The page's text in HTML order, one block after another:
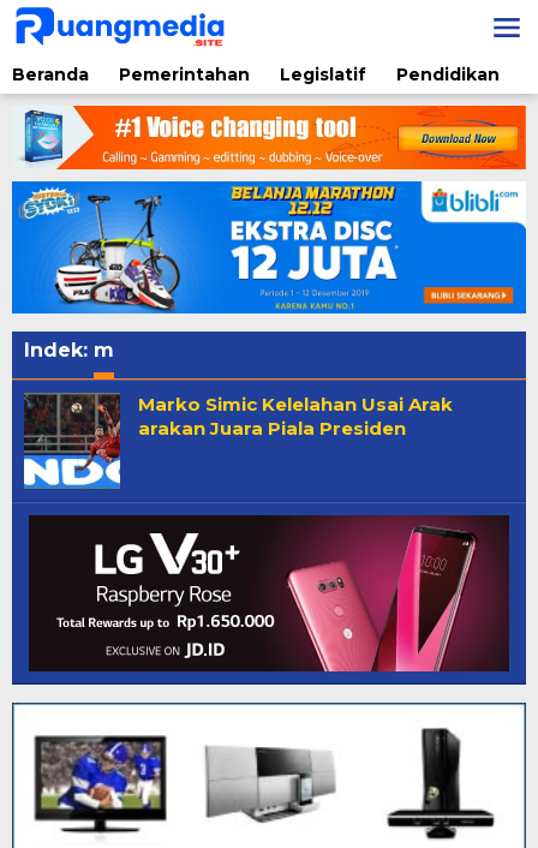
Lewati
konten
Beranda
Pemerintahan Legislatif Pendidikan
Indek: m
Marko Simic Kelelahan Usai Arak
arakan Juara Piala Presiden